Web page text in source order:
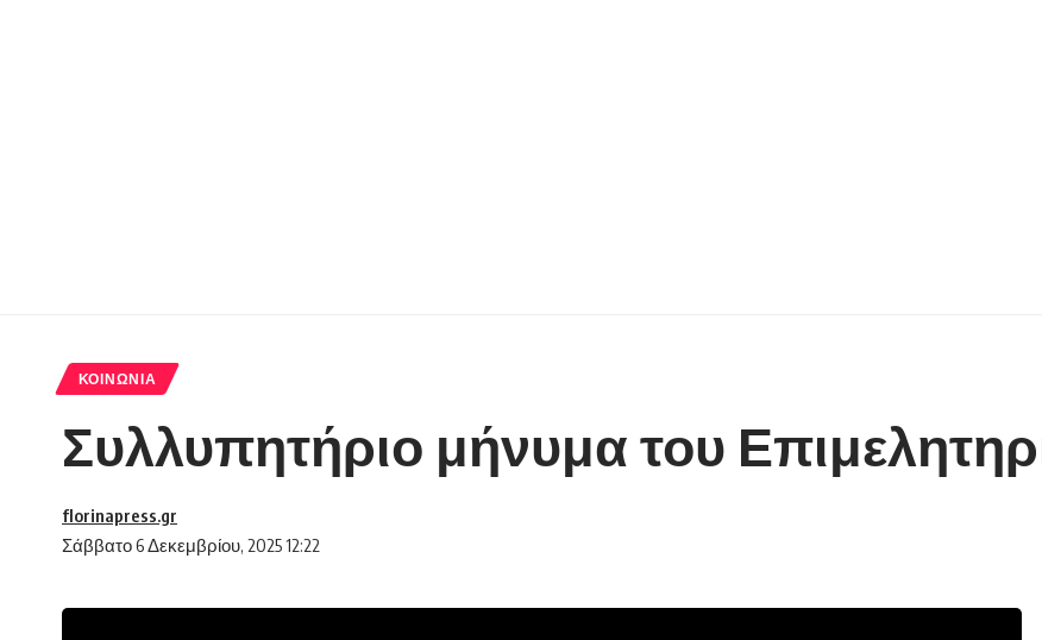
ΚΟΙΝΩΝΊΑ
Συλλυπητήριο μήνυμα του
Σάββατο 6 Δεκεμβρίου, 2025 12:22
florinapress.gr